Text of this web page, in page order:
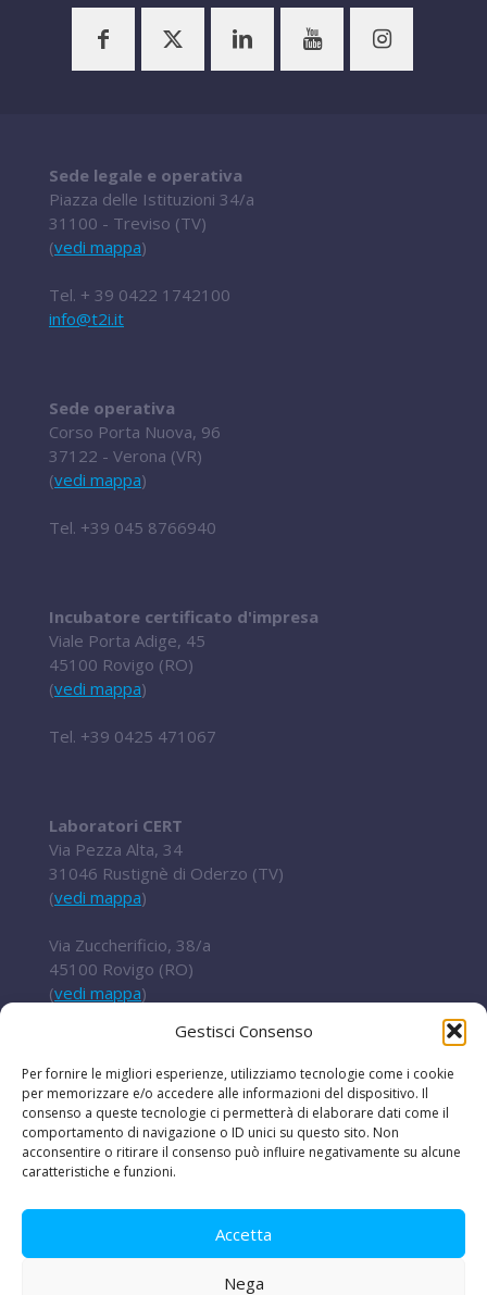
Gestisci Consenso
Per fornire le migliori esperienze, utilizziamo tecnologie come i cookie
per memorizzare e/o accedere alle informazioni del dispositivo. Il
consenso a queste tecnologie ci permetterà di elaborare dati come il
comportamento di navigazione o ID unici su questo sito. Non
acconsentire o ritirare il consenso può influire negativamente su alcune
caratteristiche e funzioni.
Accetta
Nega
Sede legale e operativa
Piazza delle Istituzioni 34/a
31100 - Treviso (TV)
(vedi mappa)
Tel. + 39 0422 1742100
info@t2i.it
Sede operativa
Corso Porta Nuova, 96
37122 - Verona (VR)
(vedi mappa)
Tel. +39 045 8766940
Incubatore certificato d'impresa
Viale Porta Adige, 45
45100 Rovigo (RO)
(vedi mappa)
Tel. +39 0425 471067
Laboratori CERT
Via Pezza Alta, 34
31046 Rustignè di Oderzo (TV)
(vedi mappa)
Via Zuccherificio, 38/a
45100 Rovigo (RO)
(vedi mappa)
+ 39 0422 852016
cert@t2i.it
Codice Fiscale / Partita IVA 04636360267
Organismo di ricerca Reg.UE 651/2014
Avvisi e bandi